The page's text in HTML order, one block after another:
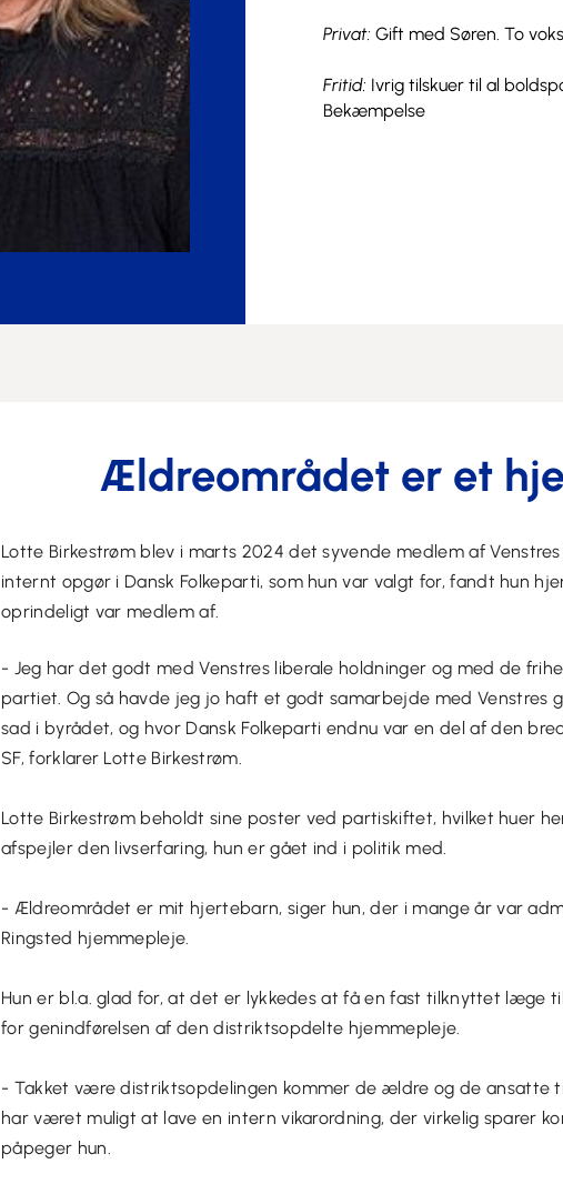
Privat: Gift med Søren. To
Fritid: Ivrig tilskuer til al
Bekæmpelse
Ældreområdet er et
Lotte Birkestrøm blev i marts 2024 det syvende medlem af
internt opgør i Dansk Folkeparti, som hun var valgt for, fandt hun
oprindeligt var medlem af.
- Jeg har det godt med Venstres liberale holdninger og med de
partiet. Og så havde jeg jo haft et godt samarbejde med Venstres
sad i byrådet, og hvor Dansk Folkeparti endnu var en del af den
SF, forklarer Lotte Birkestrøm.
Lotte Birkestrøm beholdt sine poster ved partiskiftet, hvilket huer
afspejler den livserfaring, hun er gået ind i politik med.
- Ældreområdet er mit hjertebarn, siger hun, der i mange år var
Ringsted hjemmepleje.
Hun er bl.a. glad for, at det er lykkedes at få en fast tilknyttet læge
for genindførelsen af den distriktsopdelte hjemmepleje.
- Takket være distriktsopdelingen kommer de ældre og de ansatte
har været muligt at lave en intern vikarordning, der virkelig sparer
påpeger hun.